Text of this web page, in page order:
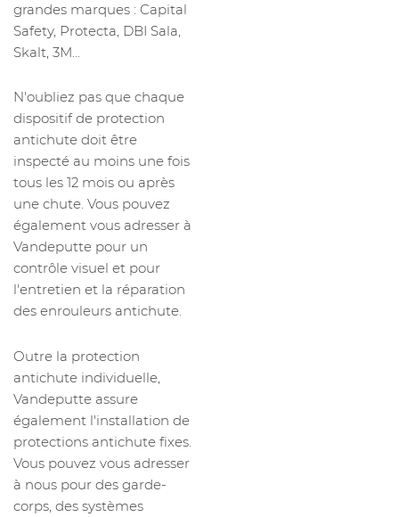
grandes marques : Capital
Safety, Protecta, DBI Sala,
Skalt, 3M...
N'oubliez pas que chaque
dispositif de protection
antichute doit être
inspecté au moins une fois
tous les 12 mois ou après
une chute. Vous pouvez
également vous adresser à
Vandeputte pour un
contrôle visuel et pour
l'entretien et la réparation
des enrouleurs antichute.
Outre la protection
antichute individuelle,
Vandeputte assure
également l'installation de
protections antichute fixes.
Vous pouvez vous adresser
à nous pour des garde-
corps, des systèmes